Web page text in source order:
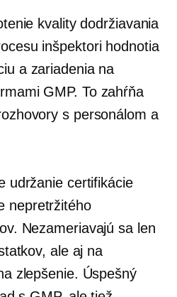
kvality dodržiavania
inšpektori hodnotia
a zariadenia na
GMP. To zahŕňa
s personálom a
udržanie certifikácie
nepretržitého
Nezameriavajú sa len
ale aj na
zlepšenie. Úspešný